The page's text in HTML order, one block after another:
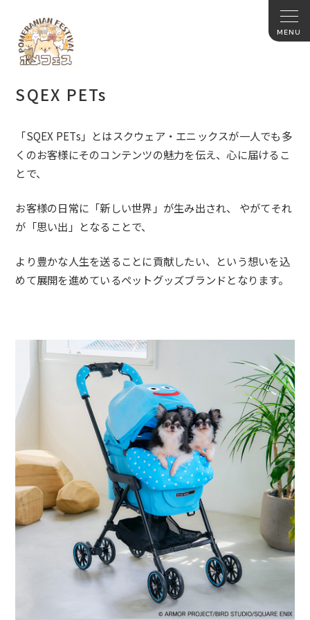
SQEX PETs
「SQEX PETs 」とはスクウェア・ エニックスが一人でも多
くのお客様にそのコンテンツの魅力を伝え、心に届けるこ
とで、
お客様の日常に「新しい世界」が生み出され、 やがてそれ
が「思い出」となることで、
より豊かな人生を送ることに貢献したい、
という想いを込
めて展開を進めているペットグッズブランドとなり ます。